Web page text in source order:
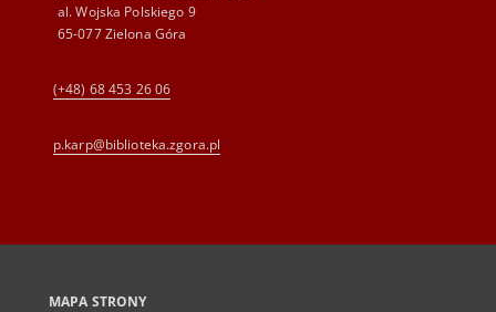
al. Wojska Polskiego 9
65-077 Zielona Góra
(+48) 68 453 26 06
p.karp@biblioteka.zgora.pl
MAPA STRONY